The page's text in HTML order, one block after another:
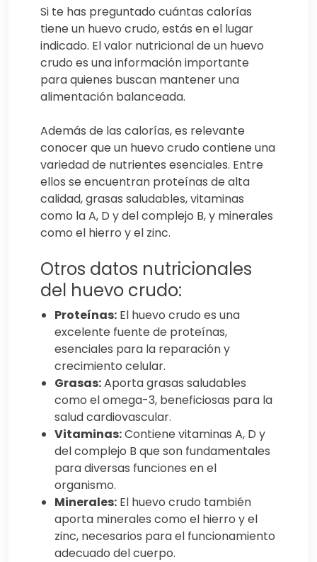
Si te has preguntado cuántas calorías
tiene un huevo crudo, estás en el lugar
indicado. El valor nutricional de un huevo
crudo es una información importante
para quienes buscan mantener una
alimentación balanceada.
Además de las calorías, es relevante
conocer que un huevo crudo contiene una
variedad de nutrientes esenciales. Entre
ellos se encuentran proteínas de alta
calidad, grasas saludables, vitaminas
como la A, D y del complejo B, y minerales
como el hierro y el zinc.
Otros datos nutricionales
del huevo crudo:
Proteínas: El huevo crudo es una
excelente fuente de proteínas,
esenciales para la reparación y
crecimiento celular.
Grasas:Aporta grasas saludables
como el omega-3, beneficiosas para la
salud cardiovascular.
Vitaminas:Contiene vitaminas A, D y
del complejo B que son fundamentales
para diversas funciones en el
organismo.
Minerales: El huevo crudo también
aporta minerales como el hierro y el
zinc, necesarios para el funcionamiento
adecuado del cuerpo.